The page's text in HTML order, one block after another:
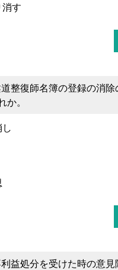
す
整復師名簿の登録の消
か。
益処分を受けた時の意